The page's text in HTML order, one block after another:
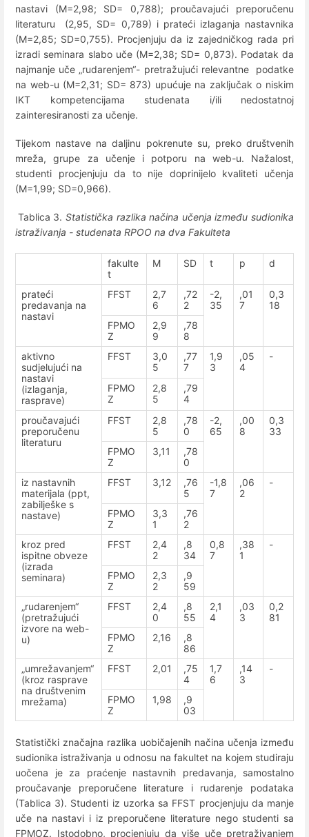
nastavi (M=2,98; SD= 0,788); proučavajući preporučenu
literaturu (2,95, SD= 0,789) i prateći izlaganja nastavnika
(M=2,85; SD=0,755). Procjenjuju da iz zajedničkog rada pri
izradi seminara slabo uče (M=2,38; SD= 0,873). Podatak da
najmanje uče „rudarenjem“- pretražujući relevantne podatke
na web-u (M=2,31; SD= 873) upućuje na zaključak o niskim
IKT kompetencijama studenata i/ili nedostatnoj
zainteresiranosti za učenje.
Tijekom nastave na daljinu pokrenute su, preko društvenih
mreža, grupe za učenje i potporu na web-u. Nažalost,
studenti procjenjuju da to nije doprinijelo kvaliteti učenja
(M=1,99; SD=0,966).
Tablica 3. Statistička razlika načina učenja između sudionika
istraživanja - studenata RPOO na dva Fakulteta
fakulte
t
M SD t p d
prateći
predavanja na
nastavi
FFST
2,7
6
,72
2
-2,
35
,01
7
0,3
18
FPMO
Z
2,9
9
,78
8
aktivno
sudjelujući na
nastavi
(izlaganja,
rasprave)
FFST
3,0
5
,77
7
1,9
3
,05
4
-
FPMO
Z
2,8
5
,79
4
proučavajući
preporučenu
literaturu
FFST
2,8
5
,78
0
-2,
65
,00
8
0,3
33
FPMO
Z
3,11
,78
0
iz nastavnih
materijala (ppt,
zabilješke s
nastave)
FFST 3,12
,76
5
-1,8
7
,06
2
-
FPMO
Z
3,3
1
,76
2
kroz pred
ispitne obveze
(izrada
seminara)
FFST
2,4
2
,8
34
0,8
7
,38
1
-
FPMO
Z
2,3
2
,9
59
„rudarenjem“
(pretražujući
izvore na web-
u)
FFST
2,4
0
,8
55
2,1
4
,03
3
0,2
81
FPMO
Z
2,16
,8
86
„umrežavanjem“
(kroz rasprave
na društvenim
mrežama)
FFST 2,01
,75
4
1,7
6
,14
3
-
FPMO
Z
1,98
,9
03
Statistički značajna razlika uobičajenih načina učenja između
sudionika istraživanja u odnosu na fakultet na kojem studiraju
uočena je za praćenje nastavnih predavanja, samostalno
proučavanje preporučene literature i rudarenje podataka
(Tablica 3). Studenti iz uzorka sa FFST procjenjuju da manje
uče na nastavi i iz preporučene literature nego studenti sa
FPMOZ. Istodobno, procjenjuju da više uče pretraživanjem